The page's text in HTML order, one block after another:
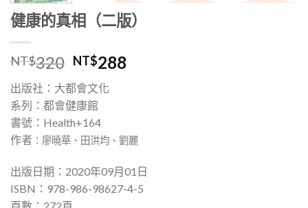
健康的真相（二版）
NT$320 NT$288
出版社：大都會文化
系列：都會健康館
書號：Health+164
作者 ：廖曉華、田洪均、劉麗
出版日期：2020年09月01日
ISBN：978-986-98627-4-5